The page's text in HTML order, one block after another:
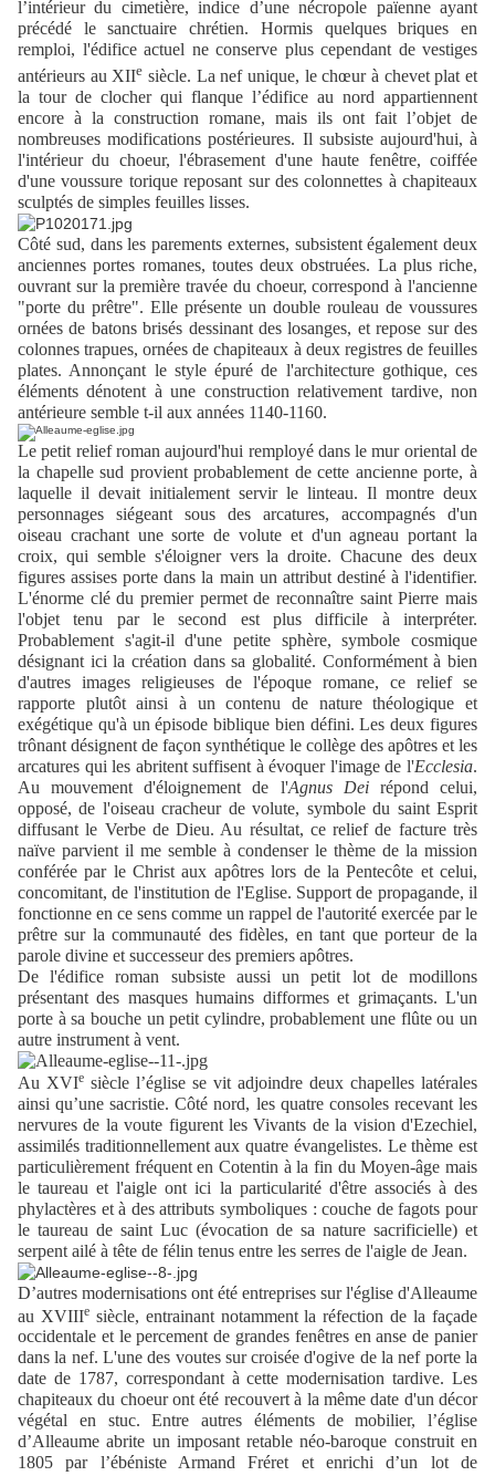
l’intérieur du cimetière, indice d’une nécropole païenne ayant
précédé le sanctuaire chrétien. Hormis quelques briques en
remploi, l'édifice actuel ne conserve plus cependant de vestiges
antérieurs au XIIe siècle. La nef unique, le chœur à chevet plat et
la tour de clocher qui flanque l’édifice au nord appartiennent
encore à la construction romane, mais ils ont fait l’objet de
nombreuses modifications postérieures. Il subsiste aujourd'hui, à
l'intérieur du choeur, l'ébrasement d'une haute fenêtre, coiffée
d'une voussure torique reposant sur des colonnettes à chapiteaux
sculptés de simples feuilles lisses.
Côté sud, dans les parements externes, subsistent également deux
anciennes portes romanes, toutes deux obstruées. La plus riche,
ouvrant sur la première travée du choeur, correspond à l'ancienne
"porte du prêtre". Elle présente un double rouleau de voussures
ornées de batons brisés dessinant des losanges, et repose sur des
colonnes trapues, ornées de chapiteaux à deux registres de feuilles
plates. Annonçant le style épuré de l'architecture gothique, ces
éléments dénotent à une construction relativement tardive, non
antérieure semble t-il aux années 1140-1160.
Le petit relief roman aujourd'hui remployé dans le mur oriental de
la chapelle sud provient probablement de cette ancienne porte, à
laquelle il devait initialement servir le linteau. Il montre deux
personnages siégeant sous des arcatures, accompagnés d'un
oiseau crachant une sorte de volute et d'un agneau portant la
croix, qui semble s'éloigner vers la droite. Chacune des deux
figures assises porte dans la main un attribut destiné à l'identifier.
L'énorme clé du premier permet de reconnaître saint Pierre mais
l'objet tenu par le second est plus difficile à interpréter.
Probablement s'agit-il d'une petite sphère, symbole cosmique
désignant ici la création dans sa globalité. Conformément à bien
d'autres images religieuses de l'époque romane, ce relief se
rapporte plutôt ainsi à un contenu de nature théologique et
exégétique qu'à un épisode biblique bien défini. Les deux figures
trônant désignent de façon synthétique le collège des apôtres et les
arcatures qui les abritent suffisent à évoquer l'image de l'Ecclesia.
Au mouvement d'éloignement de l'Agnus Deirépond celui,
opposé, de l'oiseau cracheur de volute, symbole du saint Esprit
diffusant le Verbe de Dieu. Au résultat, ce relief de facture très
naïve parvient il me semble à condenser le thème de la mission
conférée par le Christ aux apôtres lors de la Pentecôte et celui,
concomitant, de l'institution de l'Eglise. Support de propagande, il
fonctionne en ce sens comme un rappel de l'autorité exercée par le
prêtre sur la communauté des fidèles, en tant que porteur de la
parole divine et successeur des premiers apôtres.
De l'édifice roman subsiste aussi un petit lot de modillons
présentant des masques humains difformes et grimaçants. L'un
porte à sa bouche un petit cylindre, probablement une flûte ou un
autre instrument à vent.
Au XVIe siècle l’église se vit adjoindre deux chapelles latérales
ainsi qu’une sacristie. Côté nord, les quatre consoles recevant les
nervures de la voute figurent les Vivants de la vision d'Ezechiel,
assimilés traditionnellement aux quatre évangelistes. Le thème est
particulièrement fréquent en Cotentin à la fin du Moyen-âge mais
le taureau et l'aigle ont ici la particularité d'être associés à des
phylactères et à des attributs symboliques : couche de fagots pour
le taureau de saint Luc (évocation de sa nature sacrificielle) et
serpent ailé à tête de félin tenus entre les serres de l'aigle de Jean.
D’autres modernisations ont été entreprises sur l'église d'Alleaume
au XVIIIe siècle, entrainant notamment la réfection de la façade
occidentale et le percement de grandes fenêtres en anse de panier
dans la nef. L'une des voutes sur croisée d'ogive de la nef porte la
date de 1787, correspondant à cette modernisation tardive. Les
chapiteaux du choeur ont été recouvert à la même date d'un décor
végétal en stuc. Entre autres éléments de mobilier, l’église
d’Alleaume abrite un imposant retable néo-baroque construit en
1805 par l’ébéniste Armand Fréret et enrichi d’un lot de